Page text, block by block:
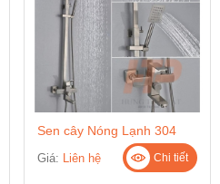
Sen cây Nóng Lạnh 304
Giá: Liên hệ Chi tiết